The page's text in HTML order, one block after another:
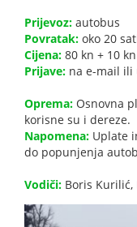
Prijevoz: autobus
Povratak: oko 20
Cijena: 80 kn + 10
Prijave: na e-mail ili
Oprema: Osnovna
korisne su i dereze.
Napomena: Uplate
do popunjenja
Vodiči: Boris Kurilić,